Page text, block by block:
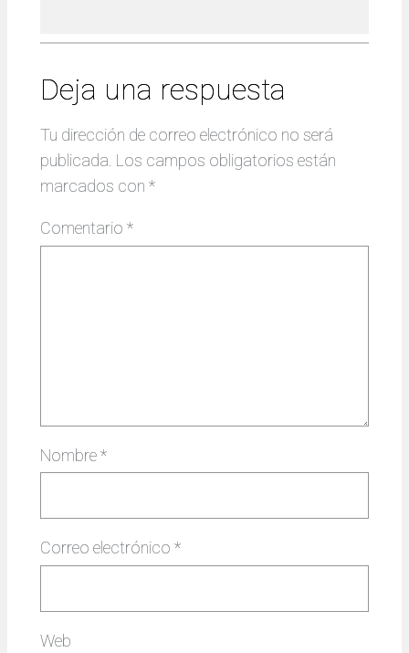
Deja una respuesta
Tu dirección de correo electrónico no será
publicada. Los campos obligatorios están
marcados con *
Comentario *
Nombre*
Correo electrónico *
Web